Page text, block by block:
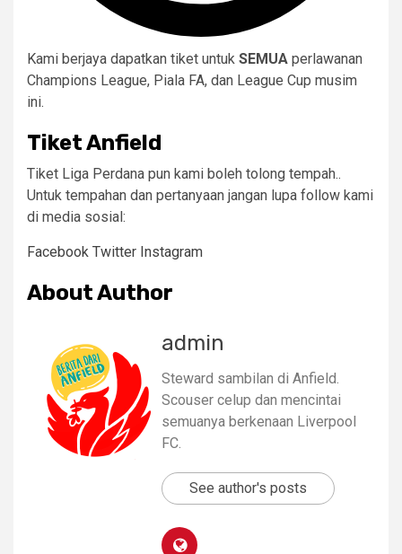
Kami berjaya dapatkan tiket untuk SEMUA perlawanan
Champions League, Piala FA, dan League Cup musim
ini.
Tiket Anfield
Tiket Liga Perdana pun kami boleh tolong tempah..
Untuk tempahan dan pertanyaan jangan lupa follow kami
di media sosial:
Facebook Twitter Instagram
About Author
admin
Steward sambilan di Anfield.
Scouser celup dan mencintai
semuanya berkenaan Liverpool
FC.
See author's posts